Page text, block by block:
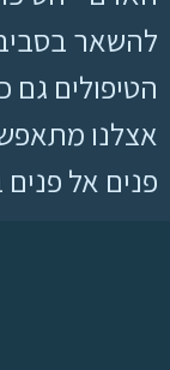
להשאר
הטיפולים גם
פנים אל